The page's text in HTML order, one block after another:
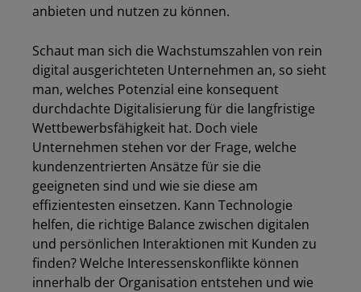
anbieten und nutzen zu können.
Schaut man sich die Wachstumszahlen von rein
digital ausgerichteten Unternehmen an, so sieht
man, welches Potenzial eine konsequent
durchdachte Digitalisierung für die langfristige
Wettbewerbsfähigkeit hat. Doch viele
Unternehmen stehen vor der Frage, welche
kundenzentrierten Ansätze für sie die
geeigneten sind und wie sie diese am
effizientesten einsetzen. Kann Technologie
helfen, die richtige Balance zwischen digitalen
und persönlichen Interaktionen mit Kunden zu
finden? Welche Interessenskonflikte können
innerhalb der Organisation entstehen und wie